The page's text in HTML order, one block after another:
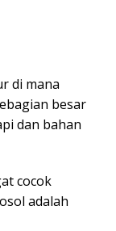
di mana
besar
dan bahan
cocok
adalah